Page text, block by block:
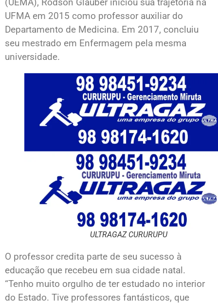
UFMA em 2015 como professor auxiliar do
Departamento de Medicina. Em 2017, concluiu
seu mestrado em Enfermagem pela mesma
universidade.
ULTRAGAZ CURURUPU
O professor credita parte de seu sucesso à
educação que recebeu em sua cidade natal.
“Tenho muito orgulho de ter estudado no interior
do Estado. Tive professores fantásticos, que